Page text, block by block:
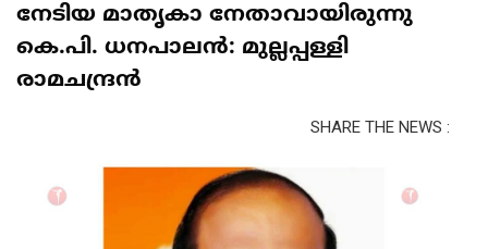
നേടിയ മാതൃകാ നേതാവായിരുന്നു
കെ.പി. ധനപാലൻ: മുല്ലപ്പള്ളി
രാമചന്ദ്രൻ
SHARE THE NEWS :